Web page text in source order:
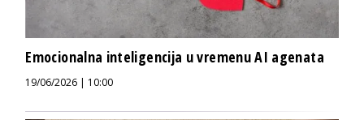
Emocionalna inteligencija u vremenu AI agenata
19/06/2026 | 10:00